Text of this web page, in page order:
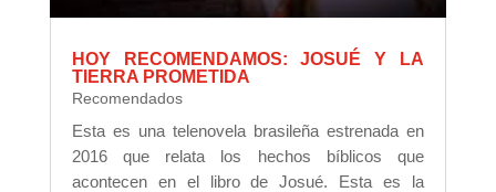
HOY RECOMENDAMOS: JOSUÉ Y LA
TIERRA PROMETIDA
Recomendados
Esta es una telenovela brasileña estrenada en
2016 que relata los hechos bíblicos que
acontecen en el libro de Josué. Esta es la